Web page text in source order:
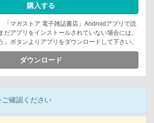
購入する
「マガストア 電子雑誌書店」Androidアプリで読
だアプリをインストールされていない場合には、
」ボタンよりアプリをダウンロードして下さい。
ダウンロード
確認ください